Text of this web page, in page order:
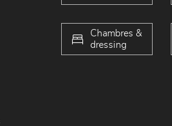
Chambres &
dressing